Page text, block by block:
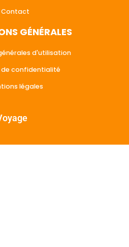
Contact
GÉNÉRALES
d'utilisation
de confidentialité
légales